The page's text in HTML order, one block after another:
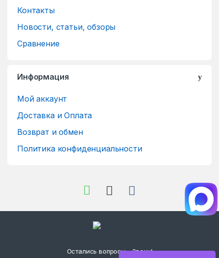
Контакты
Новости, статьи, обзоры
Сравнение
Информация
Мой аккаунт
Доставка и Оплата
Возврат и обмен
Политика конфиденциальности
Остались вопросы - Звони!